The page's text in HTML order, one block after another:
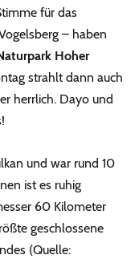
für das
– haben
Hoher
strahlt dann auch
herrlich. Dayo und
und war rund 10
ist es ruhig
60 Kilometer
geschlossene
(Quelle: